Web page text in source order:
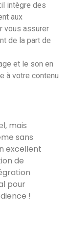
intègre des
aux
vous assurer
de la part de
et le son en
à votre contenu
mais
sans
excellent
de
pour
!